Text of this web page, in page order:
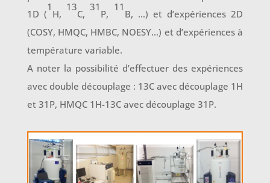
1D (
1
H,
13
C,
31
P,
11
B, …) et d’expériences 2D
(COSY, HMQC, HMBC, NOESY…) et d’expériences à
température variable.
A noter la possibilité d’effectuer des expériences
avec double découplage : 13C avec découplage 1H
et 31P, HMQC 1H-13C avec découplage 31P.